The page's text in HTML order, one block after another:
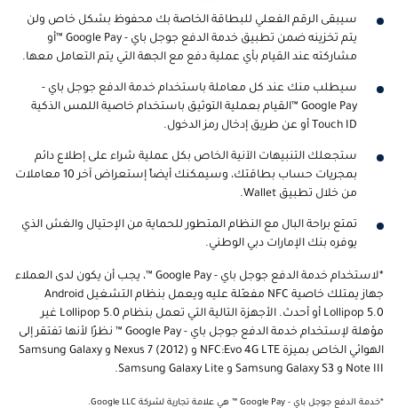
سيبقى الرقم الفعلي للبطاقة الخاصة بك محفوظ بشكل خاص ولن
يتم تخزينه ضمن تطبيق خدمة الدفع جوجل باي - Google Pay ™أو
مشاركته عند القيام بأي عملية دفع مع الجهة التي يتم التعامل معها.
سيطلب منك عند كل معاملة باستخدام خدمة الدفع جوجل باي -
Google Pay ™القيام بعملية التوثيق باستخدام خاصية اللمس الذكية
Touch ID أو عن طريق إدخال رمز الدخول.
ستجعلك التنبيهات الآنية الخاص بكل عملية شراء على إطلاع دائم
بمجريات حساب بطاقتك، وسيمكنك أيضاً إستعراض آخر 10 معاملات
من خلال تطبيق Wallet.
تمتع براحة البال مع النظام المتطور للحماية من الإحتيال والغش الذي
يوفره بنك الإمارات دبي الوطني.
*لاستخدام خدمة الدفع جوجل باي - Google Pay ™، يجب أن يكون لدى العملاء
جهاز يمتلك خاصية NFC مفعّلة عليه ويعمل بنظام التشغيل Android
Lollipop 5.0 أو أحدث. الأجهزة التالية التي تعمل بنظام Lollipop 5.0 غير
مؤهلة لإستخدام خدمة الدفع جوجل باي - Google Pay ™ نظرًا لأنها تفتقر إلى
الهوائي الخاص بميزة NFC:Evo 4G LTE و Nexus 7 (2012) و Samsung Galaxy
Note III و Samsung Galaxy S3 و Samsung Galaxy Lite.
*خدمة الدفع جوجل باي - Google Pay ™ هي علامة تجارية لشركة Google LLC.